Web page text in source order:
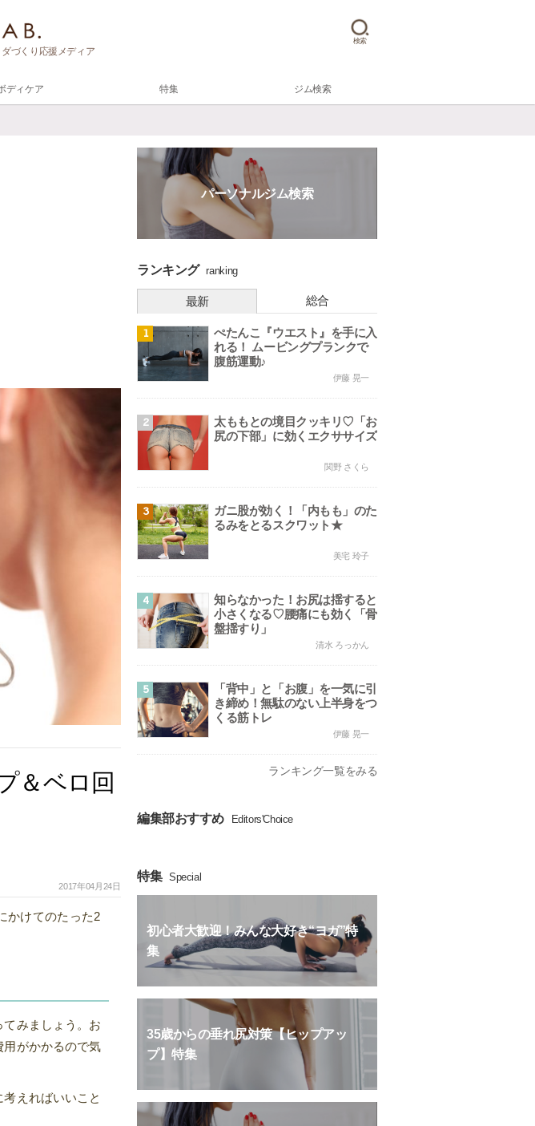
づくり応援メディア
検索
ディケア 特集 ジム検索
＆ベロ回
2017年04月24日
かけてのたった2
てみましょう。お
がかかるので気
えればいいこと
パーソナルジム検索
ランキング ranking
最新 総合
1
ぺたんこ『ウエスト』を手に入
れる！ ムービングプランクで
腹筋運動♪
伊藤 晃一
2
太ももとの境目クッキリ♡「お
尻の下部」に効くエクササイズ
関野 さくら
3
ガニ股が効く！「内もも」のた
るみをとるスクワット★
美宅 玲子
4
知らなかった！お尻は揺すると
小さくなる♡腰痛にも効く「骨
盤揺すり」
清水 ろっかん
5
「背中」と「お腹」を一気に引
き締め！無駄のない上半身をつ
くる筋トレ
伊藤 晃一
ランキング一覧をみる
編集部おすすめ Editors'Choice
特集 Special
初心者大歓迎！みんな大好き“ヨガ”特
集
35歳からの垂れ尻対策【ヒップアッ
プ】特集